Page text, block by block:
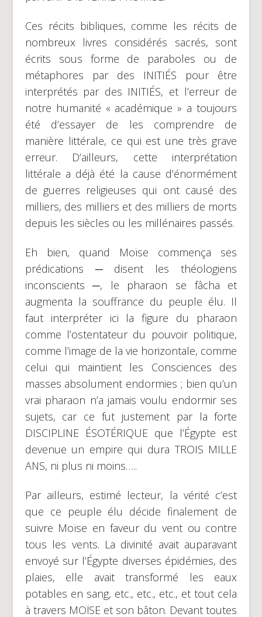
Ces récits bibliques, comme les récits de
nombreux livres considérés sacrés, sont
écrits sous forme de paraboles ou de
métaphores par des INITIÉS pour être
interprétés par des INITIÉS, et l’erreur de
notre humanité « académique » a toujours
été d’essayer de les comprendre de
manière littérale, ce qui est une très grave
erreur. D’ailleurs, cette interprétation
littérale a déjà été la cause d’énormément
de guerres religieuses qui ont causé des
milliers, des milliers et des milliers de morts
depuis les siècles ou les millénaires passés.
Eh bien, quand Moïse commença ses
prédications ─ disent les théologiens
inconscients ─, le pharaon se fâcha et
augmenta la souffrance du peuple élu. Il
faut interpréter ici la figure du pharaon
comme l’ostentateur du pouvoir politique,
comme l’image de la vie horizontale, comme
celui qui maintient les Consciences des
masses absolument endormies ; bien qu’un
vrai pharaon n’a jamais voulu endormir ses
sujets, car ce fut justement par la forte
DISCIPLINE ÉSOTÉRIQUE que l’Égypte est
devenue un empire qui dura TROIS MILLE
ANS, ni plus ni moins…..
Par ailleurs, estimé lecteur, la vérité c’est
que ce peuple élu décide finalement de
suivre Moïse en faveur du vent ou contre
tous les vents. La divinité avait auparavant
envoyé sur l’Égypte diverses épidémies, des
plaies, elle avait transformé les eaux
potables en sang, etc., etc., etc., et tout cela
à travers MOÏSE et son bâton. Devant toutes